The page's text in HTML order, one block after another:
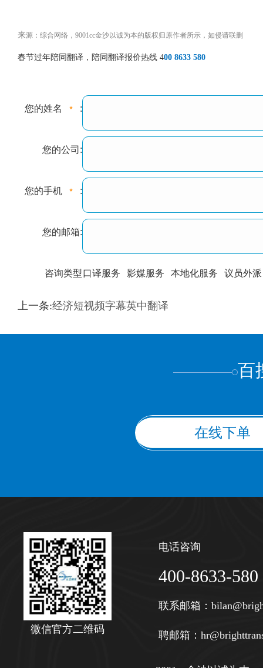
来源：综合网络，9001cc金沙以诚为本的版权归原作者所示，如侵请联删
春节过年陪同翻译，陪同翻译报价热线 400 8633 580
您的姓名 :
您的公司:
您的手机 :
您的邮箱:
咨询类型口译服务 影媒服务 本地化服务 议员外派
训翻译 标准级 专业级
上一条:经济短视频字幕英中翻译
百
在线下单
微信官方二维码
电话咨询
400-8633-580
联系邮箱：
聘邮箱：